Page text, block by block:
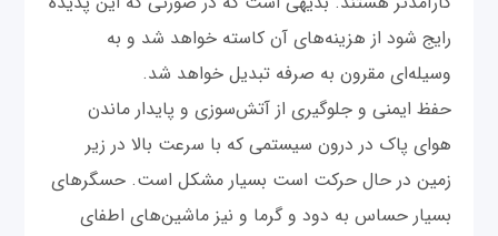
رایج شود از هزینه‌های آن کاسته خواهد شد و به
وسیله‌ای مقرون به صرفه تبدیل خواهد شد.
حفظ ایمنی و جلوگیری از آتش‌سوزی و پایدار ماندن
هوای پاک در درون سیستمی که با سرعت بالا در زیر
زمین در حال حرکت است بسیار مشکل است. حسگرهای
بسیار حساس به دود و گرما و نیز ماشین‌های اطفای